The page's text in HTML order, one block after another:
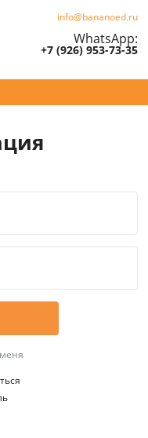
info@bananoed.ru
WhatsApp:
+7 (926) 953-73-35